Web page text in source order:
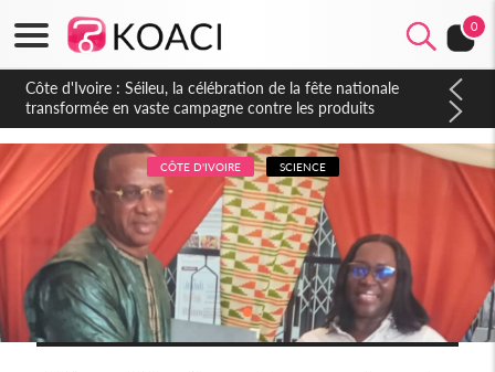
0
Côte d'Ivoire : Séileu, la célébration de la fête nationale
transformée en vaste campagne contre les produits
dépigmentants dangereux
CÔTE D'IVOIRE SCIENCE